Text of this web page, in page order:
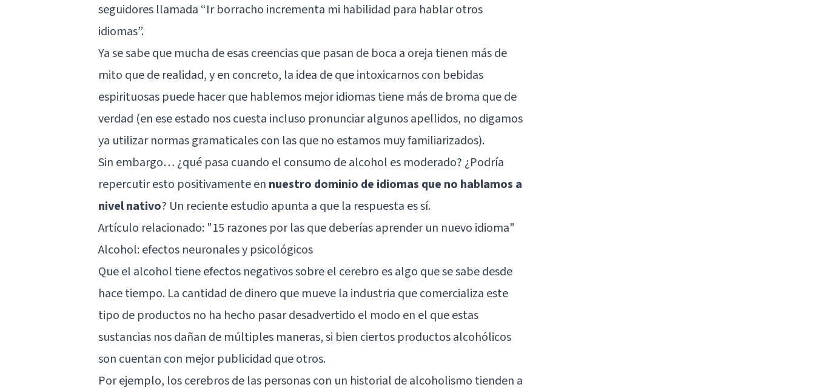
seguidores llamada “Ir borracho incrementa mi habilidad para hablar otros
idiomas”.
Ya se sabe que mucha de esas creencias que pasan de boca a oreja tienen más de
mito que de realidad, y en concreto, la idea de que intoxicarnos con bebidas
espirituosas puede hacer que hablemos mejor idiomas tiene más de broma que de
verdad (en ese estado nos cuesta incluso pronunciar algunos apellidos, no digamos
ya utilizar normas gramaticales con las que no estamos muy familiarizados).
Sin embargo… ¿qué pasa cuando el consumo de alcohol es moderado? ¿Podría
repercutir esto positivamente en nuestro dominio de idiomas que no hablamos a
nivel nativo? Un reciente estudio apunta a que la respuesta es sí.
Artículo relacionado: "15 razones por las que deberías aprender un nuevo idioma"
Alcohol: efectos neuronales y psicológicos
Que el alcohol tiene efectos negativos sobre el cerebro es algo que se sabe desde
hace tiempo. La cantidad de dinero que mueve la industria que comercializa este
tipo de productos no ha hecho pasar desadvertido el modo en el que estas
sustancias nos dañan de múltiples maneras, si bien ciertos productos alcohólicos
son cuentan con mejor publicidad que otros.
Por ejemplo, los cerebros de las personas con un historial de alcoholismo tienden a